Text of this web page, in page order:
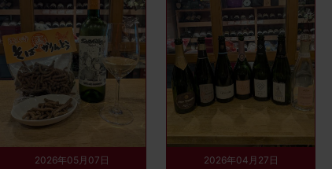
2026年05月07日 2026年04月27日